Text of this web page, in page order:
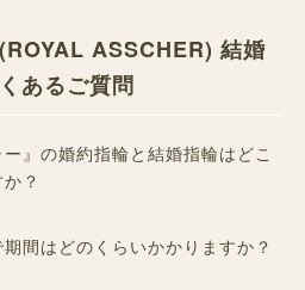
ASSCHER) 結婚
あるご質問
ー』の婚約指輪と結婚指輪はどこ
？
間はどのくらいかかりますか？